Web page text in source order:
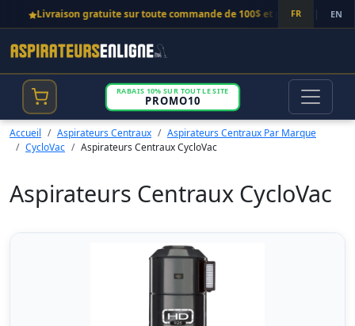
Livraison gratuite sur toute commande de 100$ et plus! FR | EN
RABAIS 10% SUR TOUT LE SITE
PROMO10
Accueil Aspirateurs Centraux
Aspirateurs Centraux Par Marque
CycloVac
Aspirateurs Centraux CycloVac
Aspirateurs Centraux CycloVac